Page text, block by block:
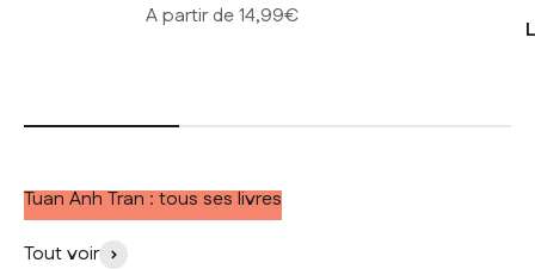
Prix de vente
A partir de 14,99€
Tuan Anh Tran : tous ses livres
Tout voir